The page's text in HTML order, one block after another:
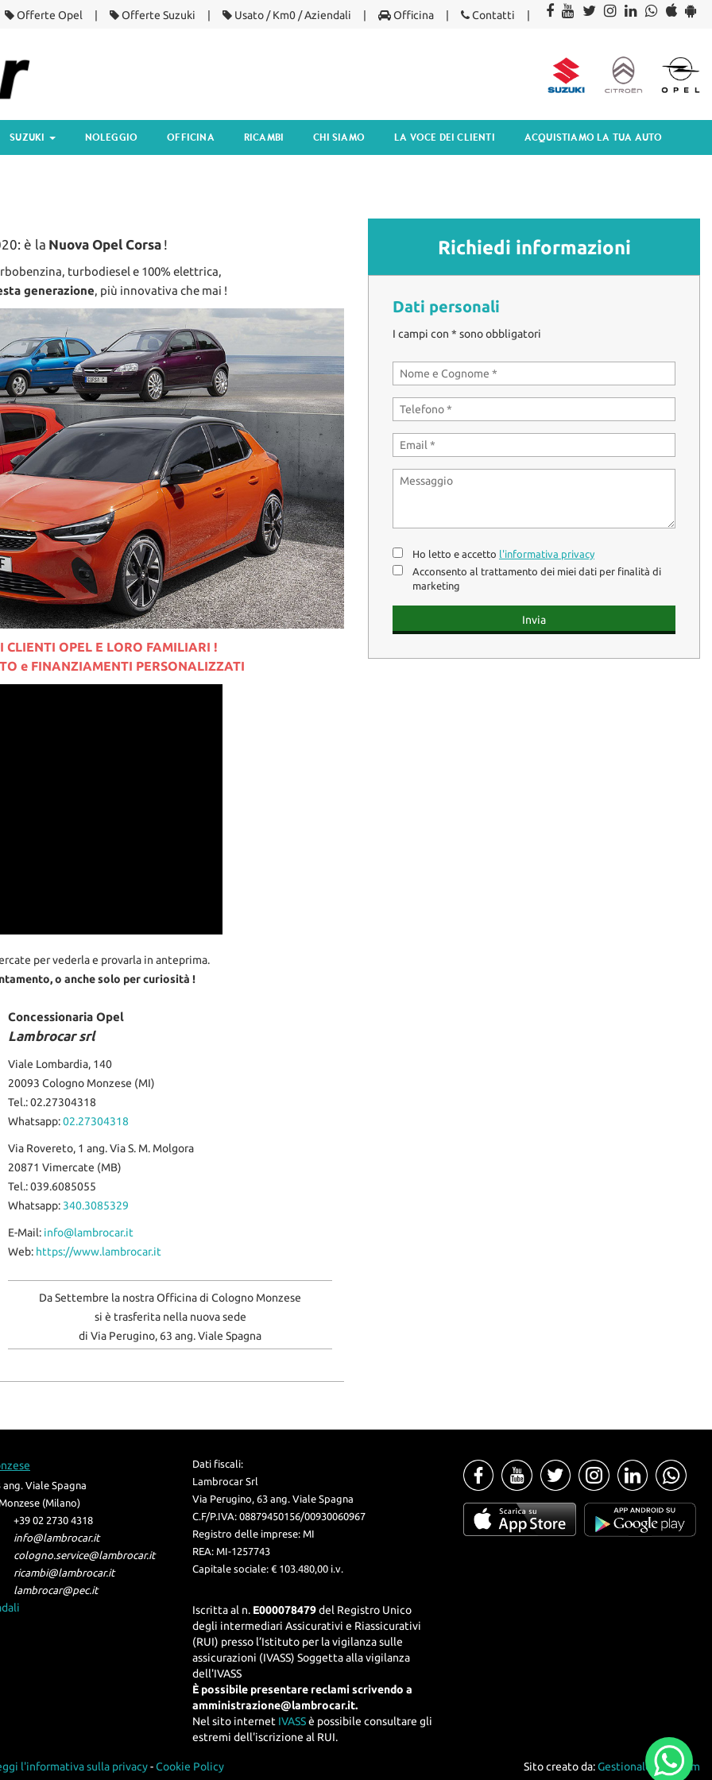
Offerte Opel Offerte Suzuki Usato / Km0 / Aziendali Officina Contatti
SUZUKI NOLEGGIO OFFICINA RICAMBI CHI SIAMO LA VOCE DEI CLIENTI ACQUISTIAMO LA TUA AUTO
è la Nuova Opel Corsa !
turbodiesel e 100% elettrica,
generazione, più innovativa che mai !
CLIENTI OPEL E LORO FAMILIARI !
e FINANZIAMENTI PERSONALIZZATI
per vederla e provarla in anteprima.
o anche solo per curiosità !
Concessionaria Opel
Lambrocar srl
Viale Lombardia, 140
20093 Cologno Monzese (MI)
Tel.: 02.27304318
Whatsapp:02.27304318
Via Rovereto, 1 ang. Via S. M. Molgora
20871 Vimercate (MB)
Tel.: 039.6085055
Whatsapp:340.3085329
E-Mail: info@lambrocar.it
Web: https://www.lambrocar.it
Da Settembre la nostraOfficina di Cologno Monzese
si è trasferita nella nuova sede
di Via Perugino, 63 ang. Viale Spagna
Richiedi informazioni
Dati personali
I campi con * sono obbligatori
Ho letto e accetto l'informativa privacy
Acconsento al trattamento dei miei dati per finalità di
marketing
ang. Viale Spagna
(Milano)
+39 02 2730 4318
info@lambrocar.it
cologno.service@lambrocar.it
ricambi@lambrocar.it
lambrocar@pec.it
Dati fiscali:
Lambrocar Srl
Via Perugino, 63 ang. Viale Spagna
C.F/P.IVA: 08879450156/00930060967
Registro delle imprese: MI
REA: MI-1257743
Capitale sociale: € 103.480,00 i.v.
Iscritta al n. E000078479del Registro Unico
degli intermediari Assicurativi e Riassicurativi
(RUI) presso l’Istituto per la vigilanza sulle
assicurazioni (IVASS) Soggetta alla vigilanza
dell'IVASS
È possibile presentare reclami scrivendo a
amministrazione@lambrocar.it.
Nel sito internet IVASSè possibile consultare gli
estremi dell'iscrizione al RUI.
l'informativa sulla privacy-Cookie Policy Sito creato da:GestionaleAuto.com